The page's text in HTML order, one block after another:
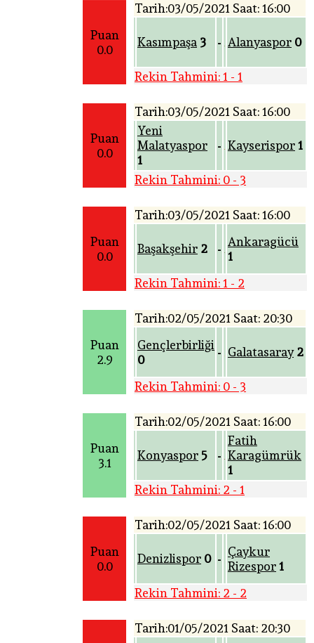
Puan
0.0
Tarih:03/05/2021 Saat: 16:00
Kasımpaşa 3 - Alanyaspor 0
Rekin Tahmini: 1 - 1
Puan
0.0
Tarih:03/05/2021 Saat: 16:00
Yeni
Malatyaspor
1
- Kayserispor1
Rekin Tahmini: 0 - 3
Puan
0.0
Tarih:03/05/2021 Saat: 16:00
Başakşehir 2 - Ankaragücü
1
Rekin Tahmini: 1 - 2
Puan
2.9
Tarih:02/05/2021 Saat: 20:30
Gençlerbirliği
0
- Galatasaray 2
Rekin Tahmini: 0 - 3
Puan
3.1
Tarih:02/05/2021 Saat: 16:00
Konyaspor 5 -
Fatih
Karagümrük
1
Rekin Tahmini: 2 - 1
Puan
0.0
Tarih:02/05/2021 Saat: 16:00
Denizlispor 0 - Çaykur
Rizespor1
Rekin Tahmini: 2 - 2
Tarih:01/05/2021 Saat: 20:30